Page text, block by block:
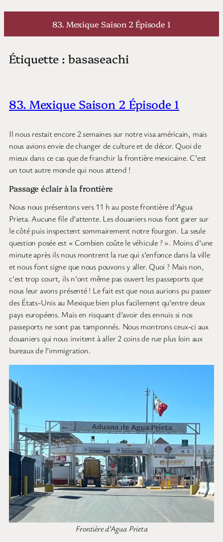
Aller
83. Mexique Saison 2 Épisode 1
Étiquette : basaseachi
83. Mexique Saison 2 Épisode 1
Il nous restait encore 2 semaines sur notre visa américain, mais
nous avions envie de changer de culture et de décor. Quoi de
mieux dans ce cas que de franchir la frontière mexicaine. C’est
un tout autre monde qui nous attend !
Passage éclair à la frontière
Nous nous présentons vers 11 h au poste frontière d’Agua
Prieta. Aucune file d’attente. Les douaniers nous font garer sur
le côté puis inspectent sommairement notre fourgon. La seule
question posée est « Combien coûte le véhicule ? ». Moins d’une
minute après ils nous montrent la rue qui s’enfonce dans la ville
et nous font signe que nous pouvons y aller. Quoi ? Mais non,
c’est trop court, ils n’ont même pas ouvert les passeports que
nous leur avons présenté ! Le fait est que nous aurions pu passer
des États-Unis au Mexique bien plus facilement qu’entre deux
pays européens. Mais en risquant d’avoir des ennuis si nos
passeports ne sont pas tamponnés. Nous montrons ceux-ci aux
douaniers qui nous invitent à aller 2 coins de rue plus loin aux
bureaux de l’immigration.
Frontière d’Agua Prieta